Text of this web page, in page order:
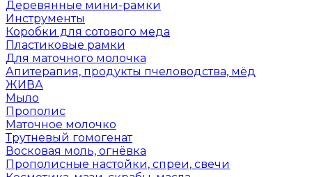
Деревянные мини-рамки
Инструменты
Коробки для сотового меда
Пластиковые рамки
Для маточного молочка
Апитерапия, продукты пчеловодства, мёд
ЖИВА
Мыло
Прополис
Маточное молочко
Трутневый гомогенат
Восковая моль, огнёвка
Прополисные настойки, спреи, свечи